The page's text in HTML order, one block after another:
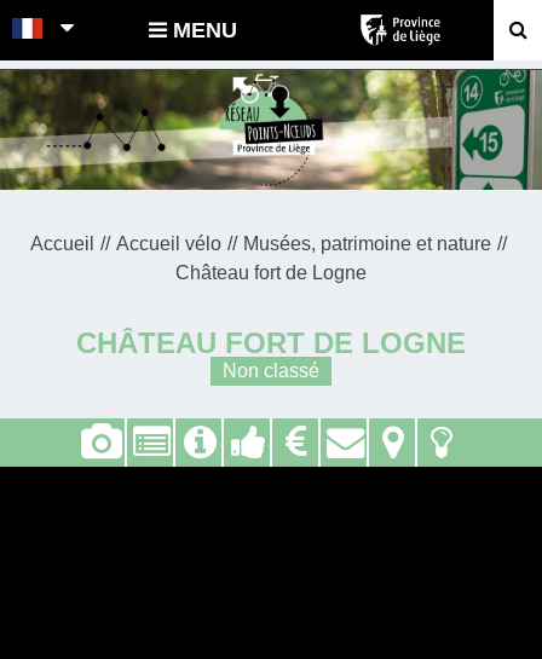
POINTS-NOEUDS MENU
Accueil Accueil vélo
Musées, patrimoine et nature
Château fort de Logne
CHÂTEAU FORT DE LOGNE
Non classé